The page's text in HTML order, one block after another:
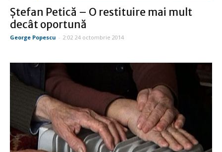
Ștefan Petică – O restituire mai mult
decât oportună
George Popescu - 2:02 24 octombrie 2014